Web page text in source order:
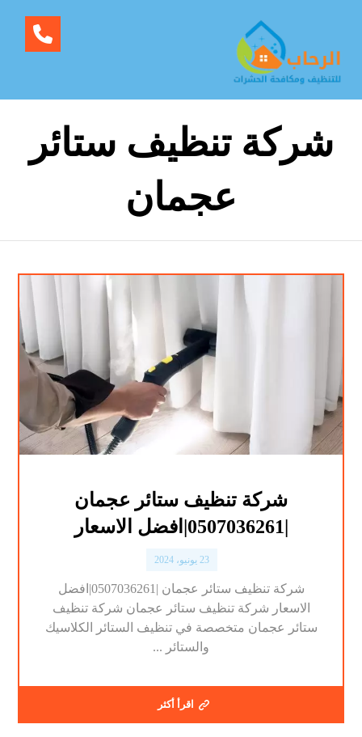
شركة تنظيف ستائر
عجمان
شركة تنظيف ستائر عجمان
|0507036261|افضل الاسعار
23 يونيو، 2024
شركة تنظيف ستائر عجمان |0507036261|افضل
الاسعار شركة تنظيف ستائر عجمان شركة تنظيف
ستائر عجمان متخصصة في تنظيف الستائر الكلاسيك
والستائر ...
اقرأ أكثر